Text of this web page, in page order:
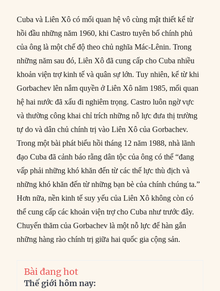
Cuba và Liên Xô có mối quan hệ vô cùng mật thiết kể từ
hồi đầu những năm 1960, khi Castro tuyên bố chính phủ
của ông là một chế độ theo chủ nghĩa Mác-Lênin. Trong
những năm sau đó, Liên Xô đã cung cấp cho Cuba nhiều
khoản viện trợ kinh tế và quân sự lớn. Tuy nhiên, kể từ khi
Gorbachev lên nắm quyền ở Liên Xô năm 1985, mối quan
hệ hai nước đã xấu đi nghiêm trọng. Castro luôn ngờ vực
và thường công khai chỉ trích những nỗ lực đưa thị trường
tự do và dân chủ chính trị vào Liên Xô của Gorbachev.
Trong một bài phát biểu hồi tháng 12 năm 1988, nhà lãnh
đạo Cuba đã cảnh báo rằng dân tộc của ông có thể “đang
vấp phải những khó khăn đến từ các thế lực thù địch và
những khó khăn đến từ những bạn bè của chính chúng ta.”
Hơn nữa, nền kinh tế suy yếu của Liên Xô không còn có
thể cung cấp các khoản viện trợ cho Cuba như trước đây.
Chuyến thăm của Gorbachev là một nỗ lực để hàn gắn
những hàng rào chính trị giữa hai quốc gia cộng sản.
Bài đang hot
Thế giới hôm nay: